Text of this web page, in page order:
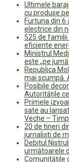
Ultimele
cu produse
Furtuna din
electrice din
525 de
eficiente
Ministrul
este „pe
Republica
mai scumpă.
Posibile
Autoritățile
Primele
sate au
Veche –
20 de tineri
jurnaliști de
Debitul
următoarele
Comunitățile